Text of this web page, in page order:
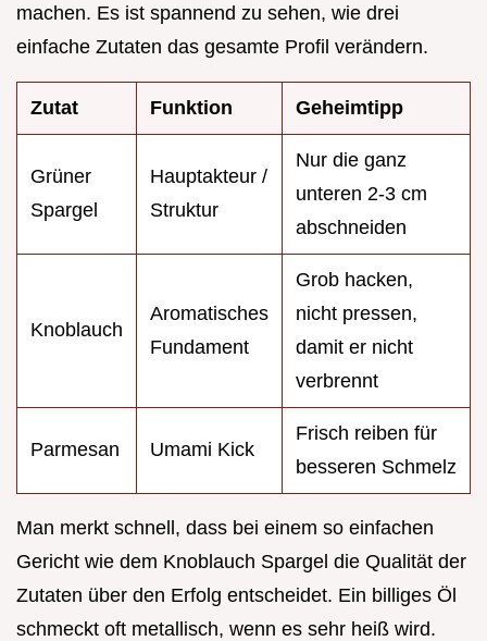
machen. Es ist spannend zu sehen, wie drei
einfache Zutaten das gesamte Profil verändern.
Zutat Funktion Geheimtipp
Grüner
Spargel
Hauptakteur /
Struktur
Nur die ganz
unteren 2-3 cm
abschneiden
Knoblauch
Aromatisches
Fundament
Grob hacken,
nicht pressen,
damit er nicht
verbrennt
Parmesan Umami Kick
Frisch reiben für
besseren Schmelz
Man merkt schnell, dass bei einem so einfachen
Gericht wie dem Knoblauch Spargel die Qualität der
Zutaten über den Erfolg entscheidet. Ein billiges Öl
schmeckt oft metallisch, wenn es sehr heiß wird.